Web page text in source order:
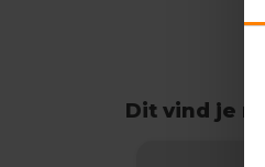
Dit vind je
Items van